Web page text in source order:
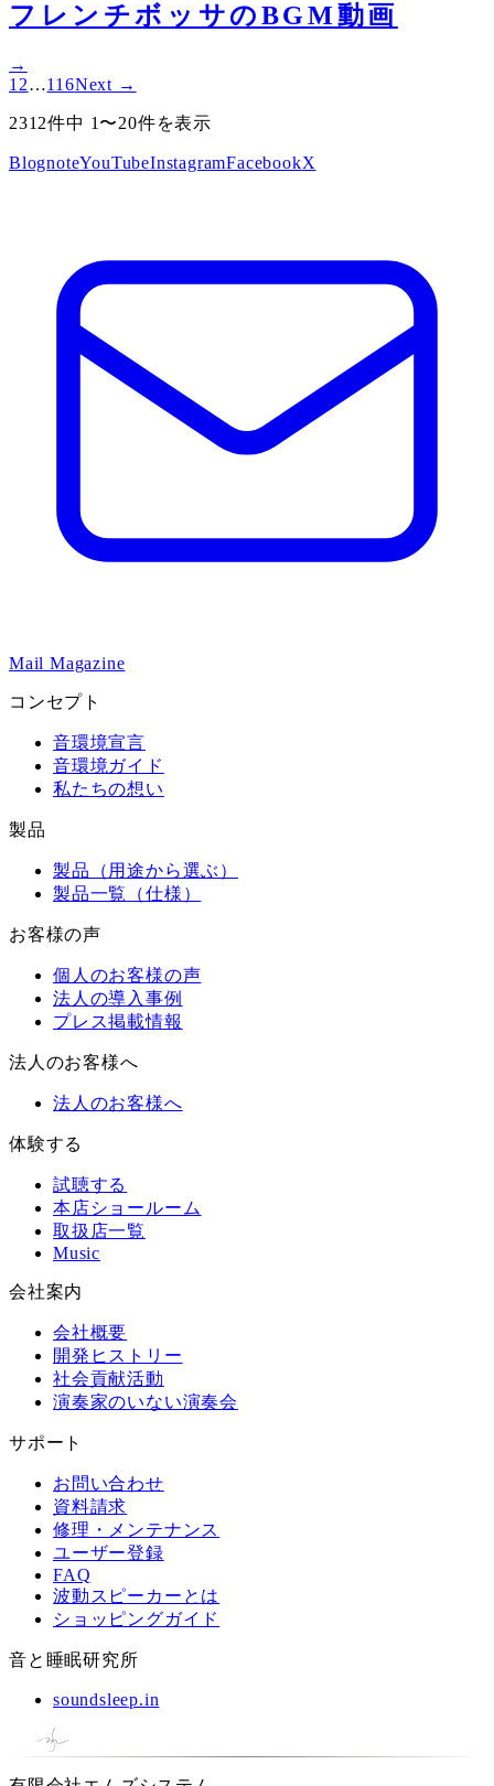
フレンチボッサのBGM動画
→
1 2…116Next →
2312件中 1〜20件を表示
BlognoteYouTubeInstagramFacebookX
Mail Magazine
コンセプト
音環境宣言
音環境ガイド
私たちの想い
製品
製品（用途から選ぶ）
製品一覧（仕様）
お客様の声
個人のお客様の声
法人の導入事例
プレス掲載情報
法人のお客様へ
法人のお客様へ
体験する
試聴する
本店ショールーム
取扱店一覧
Music
会社案内
会社概要
開発ヒストリー
社会貢献活動
演奏家のいない演奏会
サポート
お問い合わせ
資料請求
修理・メンテナンス
ユーザー登録
FAQ
波動スピーカーとは
ショッピングガイド
音と睡眠研究所
soundsleep.in